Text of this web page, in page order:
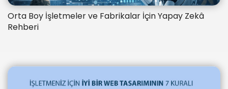
Orta Boy İşletmeler ve Fabrikalar İçin Yapay Zekâ
Rehberi